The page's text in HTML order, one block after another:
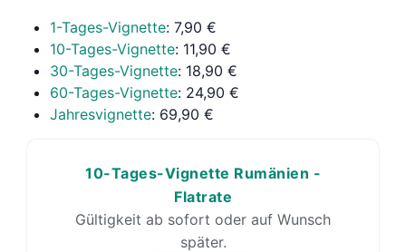
1-Tages-Vignette: 7,90 €
10-Tages-Vignette: 11,90 €
30-Tages-Vignette: 18,90 €
60-Tages-Vignette: 24,90 €
Jahresvignette: 69,90 €
10-Tages-Vignette Rumänien -
Flatrate
Gültigkeit ab sofort oder auf Wunsch
später.